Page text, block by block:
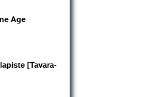
Age
[Tavara-